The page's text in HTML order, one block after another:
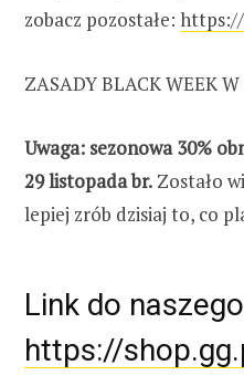
zobacz pozostałe:
ZASADY BLACK WEEK W
Uwaga: sezonowa 30%
29 listopada br. Zostało
lepiej zrób dzisiaj to, co
Link do
https://